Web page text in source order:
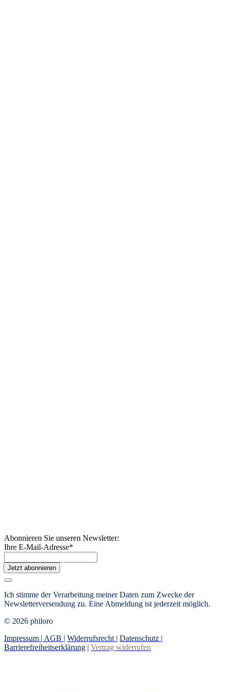
Abonnieren Sie unseren Newsletter:
Ihre E-Mail-Adresse*
Jetzt abonnieren
Ich stimme der Verarbeitung meiner Daten zum Zwecke der
Newsletterversendung zu. Eine Abmeldung ist jederzeit möglich.
© 2026 philoro
Impressum | AGB | Widerrufsrecht | Datenschutz |
Barrierefreiheitserklärung | Vertrag widerrufen